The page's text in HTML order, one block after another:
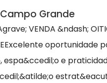
Grande
VENDA &ndash;
oportunidade
espa&ccedil;o e